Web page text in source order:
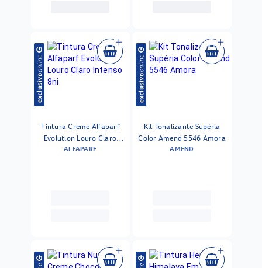
Tintura Creme Alfaparf
Evolution Louro Claro
Intenso 8ni
ALFAPARF
Kit Tonalizante Supéria
Color Amend 5546 Amora
AMEND